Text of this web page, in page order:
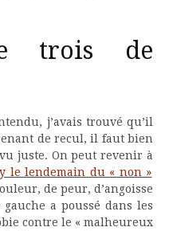
trois de
j’avais trouvé qu’il
de recul, il faut bien
juste. On peut revenir à
le lendemain du « non »
de peur, d’angoisse
a poussé dans les
contre le « malheureux